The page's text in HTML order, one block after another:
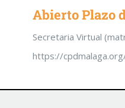
Abierto Plazo
Secretaria Virtual
https://